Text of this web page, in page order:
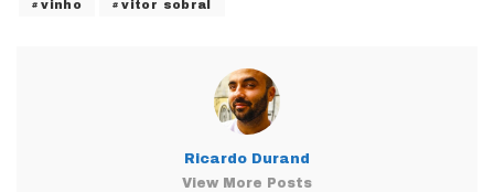
vinho vitor sobral
Ricardo Durand
View More Posts